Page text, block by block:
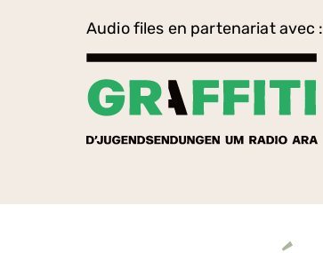
Audio files en partenariat avec :